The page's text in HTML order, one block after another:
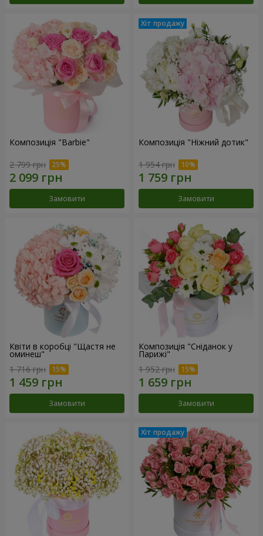
Композиція "Barbie"
2 799 грн
Замовити
Композиція "Ніжний дотик"
1 954 грн
Замовити
Квіти в коробці "Щастя не
оминеш"
1 716 грн
Замовити
Композиція "Сніданок у
Парижі"
1 952 грн
Замовити